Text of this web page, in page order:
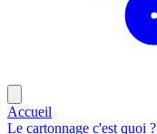
Accueil
Le cartonnage c'est quoi ?